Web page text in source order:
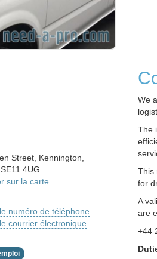
We
The
This
for
A
are
+44
Street, Kennington,
4UG
sur la carte
numéro de téléphone
courrier électronique